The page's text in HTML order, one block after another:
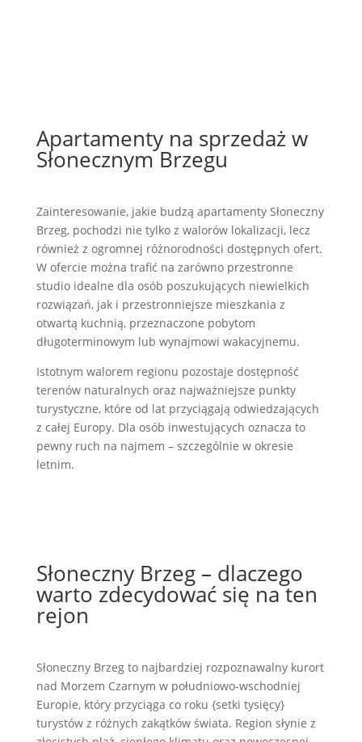
Apartamenty na sprzedaż w
Słonecznym Brzegu
Zainteresowanie, jakie budzą apartamenty Słoneczny
Brzeg, pochodzi nie tylko z walorów lokalizacji, lecz
również z ogromnej różnorodności dostępnych ofert.
W ofercie można trafić na zarówno przestronne
studio idealne dla osób poszukujących niewielkich
rozwiązań, jak i przestronniejsze mieszkania z
otwartą kuchnią, przeznaczone pobytom
długoterminowym lub wynajmowi wakacyjnemu.
Istotnym walorem regionu pozostaje dostępność
terenów naturalnych oraz najważniejsze punkty
turystyczne, które od lat przyciągają odwiedzających
z całej Europy. Dla osób inwestujących oznacza to
pewny ruch na najmem – szczególnie w okresie
letnim.
Słoneczny Brzeg – dlaczego
warto zdecydować się na ten
rejon
Słoneczny Brzeg to najbardziej rozpoznawalny kurort
nad Morzem Czarnym w południowo-wschodniej
Europie, który przyciąga co roku {setki tysięcy}
turystów z różnych zakątków świata. Region słynie z